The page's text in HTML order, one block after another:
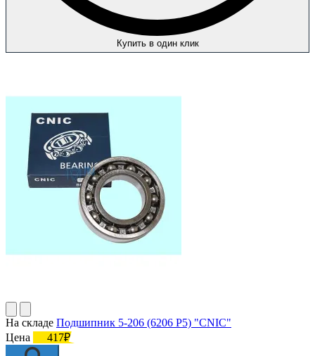
Купить в один клик
На складе Подшипник 5-206 (6206 P5) "CNIC"
Цена
417₽